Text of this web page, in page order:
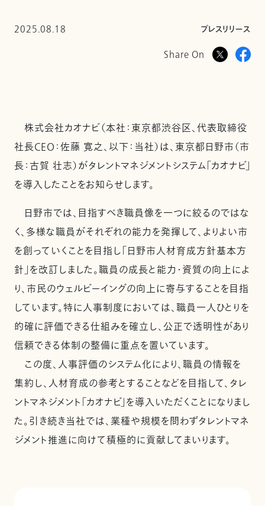
2025.08.18 プレスリリース
Share On
株式会社カオナビ（本社：東京都渋谷区、代表取締役
社長CEO：佐藤 寛之、以下：当社）は、東京都日野市（市
長：古賀 壮志）がタレントマネジメントシステム「カオナビ」
を導入したことをお知らせします。
日野市では、目指すべき職員像を一つに絞るのではな
く、多様な職員がそれぞれの能力を発揮して、よりよい市
を創っていくことを目指し「日野市人材育成方針基本方
針」を改訂しました。職員の成長と能力・資質の向上によ
り、市民のウェルビーイングの向上に寄与することを目指
しています。特に人事制度においては、職員一人ひとりを
的確に評価できる仕組みを確立し、公正で透明性があり
信頼できる体制の整備に重点を置いています。
この度、人事評価のシステム化により、職員の情報を
集約し、人材育成の参考とすることなどを目指して、タレ
ントマネジメント「カオナビ」を導入いただくことになりまし
た。引き続き当社では、業種や規模を問わずタレントマネ
ジメント推進に向けて積極的に貢献してまいります。